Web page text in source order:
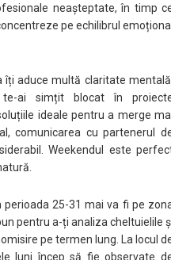
neașteptate, în timp
pe echilibrul
îți aduce multă claritate
ai simțit blocat în
ideale pentru a merge
comunicarea cu partenerul
Weekendul este
perioada 25-31 mai va fi pe
pentru a-ți analiza cheltuielile
pe termen lung. La locul
luni încep să fie observate